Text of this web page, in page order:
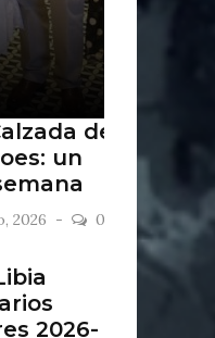
de
un
2026 0
2026-